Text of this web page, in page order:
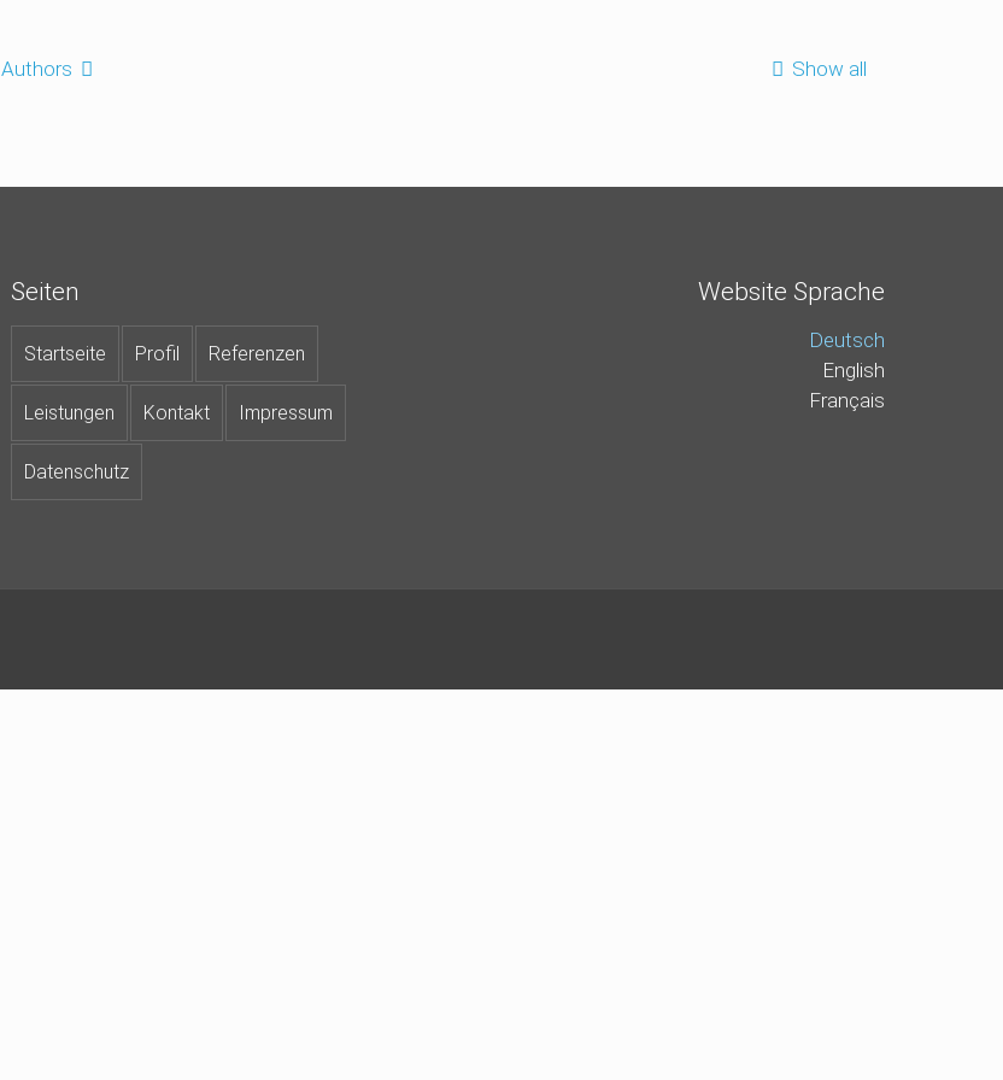
Authors Show all
Seiten
Startseite Profil Referenzen
Leistungen Kontakt Impressum
Datenschutz
Website Sprache
Deutsch
English
Français